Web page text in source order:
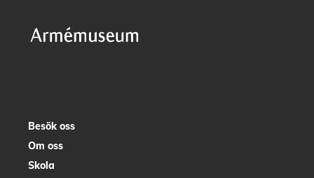
Besök oss
Om oss
Skola